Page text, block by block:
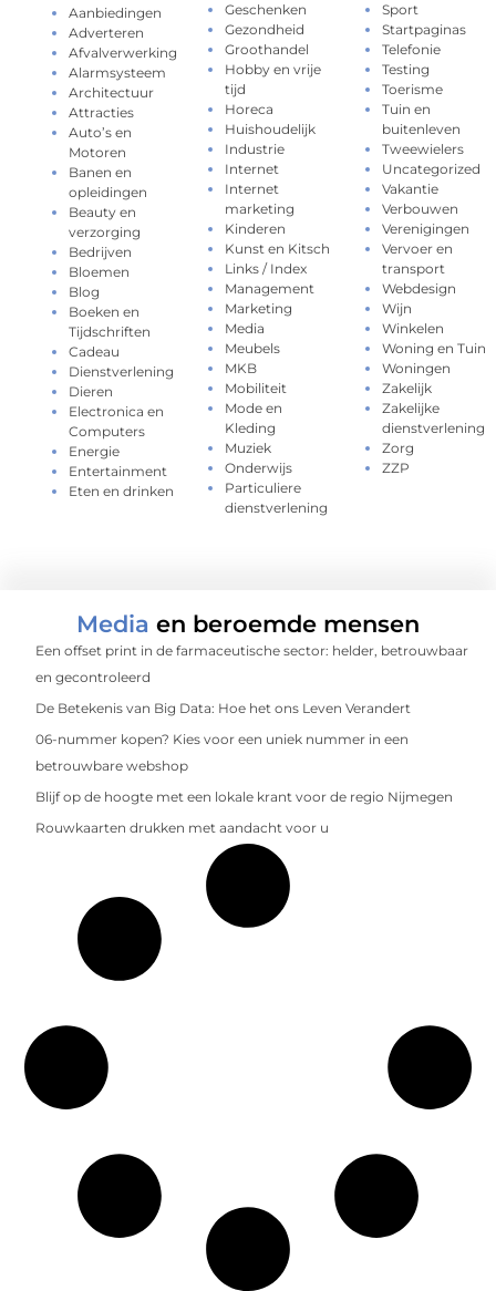
Aanbiedingen
Adverteren
Afvalverwerking
Alarmsysteem
Architectuur
Attracties
Auto’s en
Motoren
Banen en
opleidingen
Beauty en
verzorging
Bedrijven
Bloemen
Blog
Boeken en
Tijdschriften
Cadeau
Dienstverlening
Dieren
Electronica en
Computers
Energie
Entertainment
Eten en drinken
Geschenken
Gezondheid
Groothandel
Hobby en vrije
tijd
Horeca
Huishoudelijk
Industrie
Internet
Internet
marketing
Kinderen
Kunst en Kitsch
Links / Index
Management
Marketing
Media
Meubels
MKB
Mobiliteit
Mode en
Kleding
Muziek
Onderwijs
Particuliere
dienstverlening
Sport
Startpaginas
Telefonie
Testing
Toerisme
Tuin en
buitenleven
Tweewielers
Uncategorized
Vakantie
Verbouwen
Verenigingen
Vervoer en
transport
Webdesign
Wijn
Winkelen
Woning en Tuin
Woningen
Zakelijk
Zakelijke
dienstverlening
Zorg
ZZP
Media en beroemde mensen
Een offset print in de farmaceutische sector: helder, betrouwbaar
en gecontroleerd
De Betekenis van Big Data: Hoe het ons Leven Verandert
06-nummer kopen? Kies voor een uniek nummer in een
betrouwbare webshop
Blijf op de hoogte met een lokale krant voor de regio Nijmegen
Rouwkaarten drukken met aandacht voor u